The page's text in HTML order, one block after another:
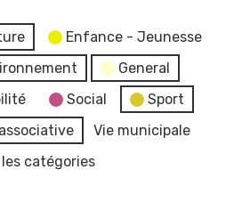
Enfance - Jeunesse
General
Social
Sport
Vie municipale
catégories